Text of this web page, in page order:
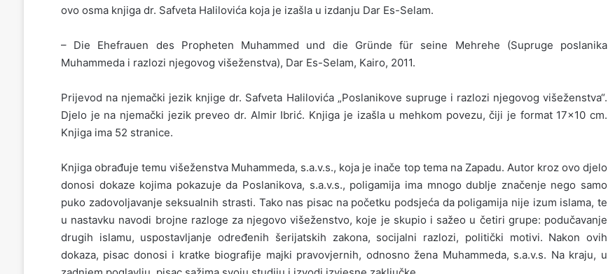
ovo osma knjiga dr. Safveta Halilovića koja je izašla u izdanju Dar Es-Selam.
– Die Ehefrauen des Propheten Muhammed und die Gründe für seine Mehrehe (Supruge poslanika
Muhammeda i razlozi njegovog višeženstva), Dar Es-Selam, Kairo, 2011.
Prijevod na njemački jezik knjige dr. Safveta Halilovića „Poslanikove supruge i razlozi njegovog višeženstva“.
Djelo je na njemački jezik preveo dr. Almir Ibrić. Knjiga je izašla u mehkom povezu, čiji je format 17×10 cm.
Knjiga ima 52 stranice.
Knjiga obrađuje temu višeženstva Muhammeda, s.a.v.s., koja je inače top tema na Zapadu. Autor kroz ovo djelo
donosi dokaze kojima pokazuje da Poslanikova, s.a.v.s., poligamija ima mnogo dublje značenje nego samo
puko zadovoljavanje seksualnih strasti. Tako nas pisac na početku podsjeća da poligamija nije izum islama, te
u nastavku navodi brojne razloge za njegovo višeženstvo, koje je skupio i sažeo u četiri grupe: podučavanje
drugih islamu, uspostavljanje određenih šerijatskih zakona, socijalni razlozi, politički motivi. Nakon ovih
dokaza, pisac donosi i kratke biografije majki pravovjernih, odnosno žena Muhammeda, s.a.v.s. Na kraju, u